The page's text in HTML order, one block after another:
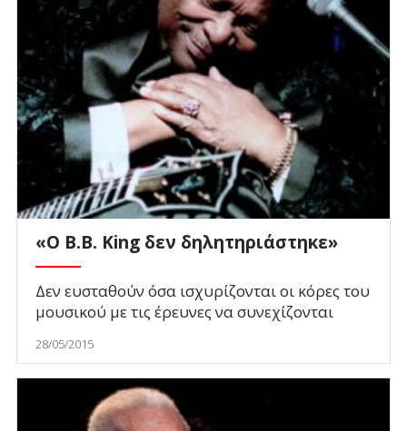
«Ο B.B. King δεν δηλητηριάστηκε»
Δεν ευσταθούν όσα ισχυρίζονται οι κόρες του
μουσικού με τις έρευνες να συνεχίζονται
28/05/2015